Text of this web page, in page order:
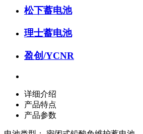
松下蓄电池
理士蓄电池
盈创/YCNR
详细介绍
产品特点
产品参数